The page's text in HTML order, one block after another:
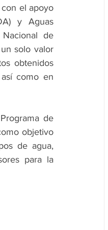
el apoyo
y Aguas
de
solo valor
obtenidos
como en
de
objetivo
de agua,
para la